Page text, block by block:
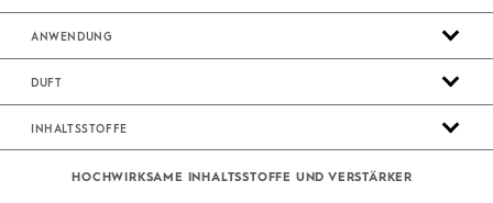
ANWENDUNG
DUFT
INHALTSSTOFFE
HOCHWIRKSAME ​INHALTSSTOFFE ​UND ​VERSTÄRKER